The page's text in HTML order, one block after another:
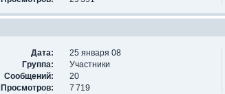
Дата:
25 января 08
Группа:
Участники
Сообщений:
20
Просмотров:
7 719